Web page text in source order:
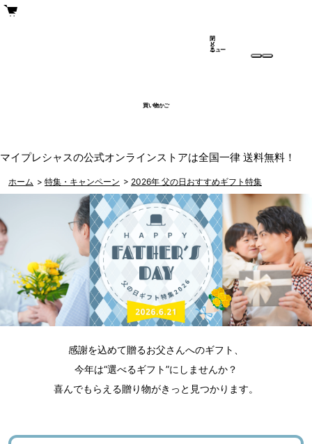
買い物かご
メ
ニュー
閉
じ
る
マイプレシャスの公式オンラインストアは全国一律 送料無料！
ホーム > 特集・キャンペーン > 2026年 父の日おすすめギフト特集
感謝を込めて贈るお父さんへのギフト、
今年は“選べるギフト”にしませんか？
喜んでもらえる贈り物がきっと見つかります。